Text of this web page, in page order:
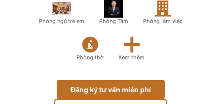
Phòng ngủ trẻ em Phòng Tắm Phòng làm việc
Phòng thờ Xem thêm
Đăng ký tư vấn miễn phí